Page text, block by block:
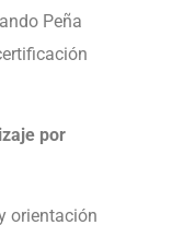
Peña
por
orientación